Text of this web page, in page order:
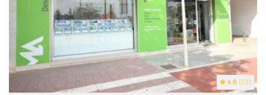
4.8 (63)